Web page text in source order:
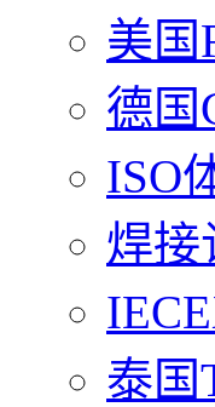
美国
德国
ISO
焊接
泰国